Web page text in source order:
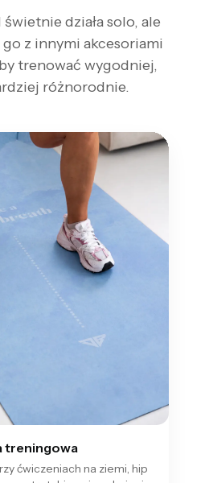
działa solo, ale
go z innymi akcesoriami
trenować wygodniej,
różnorodnie.
treningowa
ćwiczeniach na ziemi, hip